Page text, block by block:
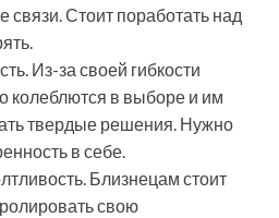
Стоит поработать над
Из-за своей гибкости
колеблются в выборе и им
твердые решения. Нужно
в себе.
Близнецам стоит
свою